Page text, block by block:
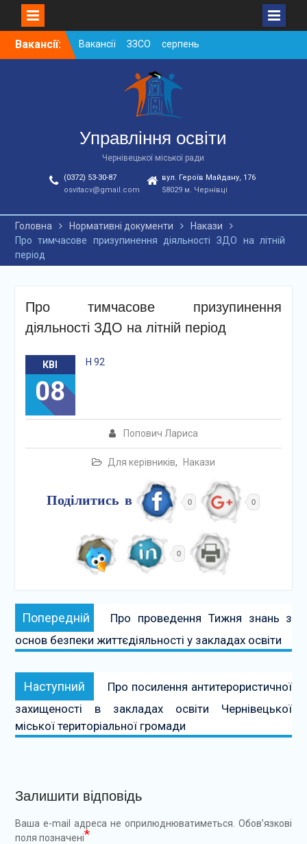
SkipВакансії:
Вакансії ЗЗСО серпень
2026
Вакансії ЗЗСО червень
Вакансії у ЗДО та
дошкільних підрозділах
ЗЗСО станом на
01.08.2026 р.
Управління освіти
Чернівецької міської ради
(0372) 53-30-87
osvitacv@gmail.com
вул. Героїв Майдану, 176
58029 м. Чернівці
Головна Нормативні документи
Накази
Про тимчасове призупинення діяльності ЗДО на літній
період
Про тимчасове призупинення
діяльності ЗДО на літній період
КВІ
08
Попович Лариса
Для керівників, Накази
Н 92
Поділитись в 0 0
0
Навігація
записів
Попередній Попередній:
Про проведення Тижня знань з
основ безпеки життєдіяльності у закладах освіти
Наступний Наступний:
Про посилення антитерористичної
захищеності в закладах освіти Чернівецької
міської територіальної громади
Залишити відповідь
Ваша e-mail адреса не оприлюднюватиметься. Обов’язкові
поля позначені*